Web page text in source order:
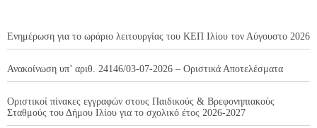
Ενημέρωση για το ωράριο λειτουργίας του ΚΕΠ Ιλίου τον Αύγουστο 2026
Ανακοίνωση υπ’ αριθ. 24146/03-07-2026 – Οριστικά Αποτελέσματα
Οριστικοί πίνακες εγγραφών στους Παιδικούς & Βρεφονηπιακούς
Σταθμούς του Δήμου Ιλίου για το σχολικό έτος 2026-2027